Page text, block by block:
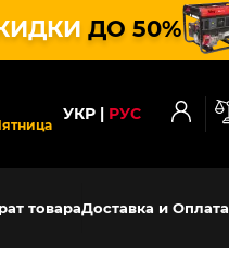
ДО 50%
УКР РУС
товараДоставка и Оплата